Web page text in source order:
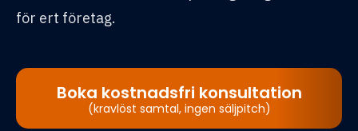
för ert företag.
Boka kostnadsfri konsultation
(kravlöst samtal, ingen säljpitch)